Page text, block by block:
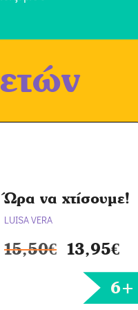
Ώρα να χτίσουμε!
LUISA VERA
15,50€ 13,95€
6+